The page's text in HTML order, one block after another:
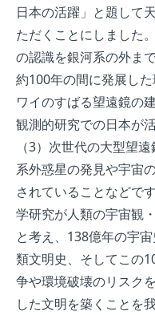
日本の活躍」と題して
ただくことにしました
の認識を銀河系の外ま
約100年の間に発展し
ワイのすばる望遠鏡の
観測的研究での日本が
（3）次世代の大型望
系外惑星の発見や宇宙
されていることなどで
学研究が人類の宇宙観
と考え、138億年の宇
類文明史、そしてこの
争や環境破壊のリスク
した文明を築くことを